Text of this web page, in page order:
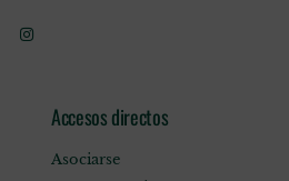
Accesos directos
Asociarse